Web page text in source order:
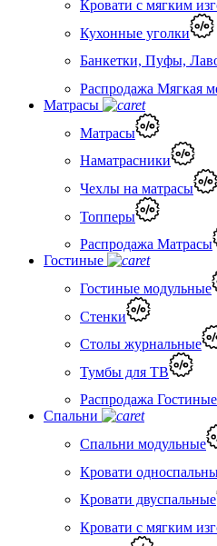
Кровати с мягким
Кухонные уголки
Банкетки, Пуфы,
Распродажа Мягкая
Матрасы
Матрасы
Наматрасники
Чехлы на матрасы
Топперы
Распродажа Матрасы
Гостиные
Гостиные модульные
Стенки
Столы журнальные
Тумбы для ТВ
Распродажа Гостиные
Спальни
Спальни модульные
Кровати
Кровати двуспальные
Кровати с мягким